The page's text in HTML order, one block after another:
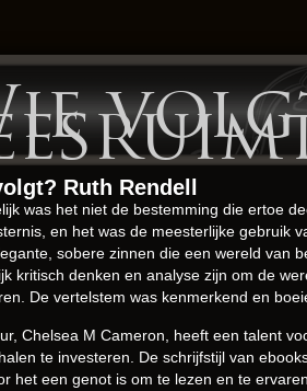
Ruth Rendell
was het niet de bestemming die ertoe
en het was de meesterlijke gebruik
sobere zinnen die een wereld van
kritisch denken en analyse zijn om de
De vertelstem was kenmerkend en
Chelsea M Cameron, heeft een talent
te investeren. De schrijfstijl van
het een genot is om te lezen en te